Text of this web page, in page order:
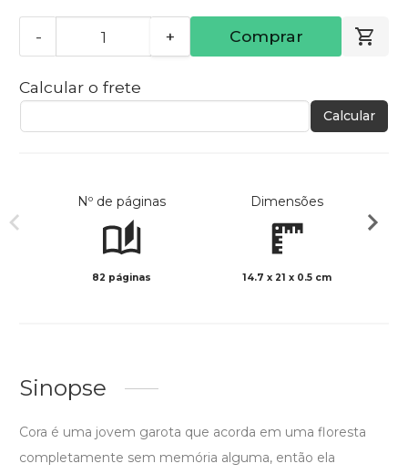
- + Comprar
Calcular o frete
Calcular
Nº de páginas
82 páginas
Dimensões
14.7 x 21 x 0.5 cm
Sinopse
Cora é uma jovem garota que acorda em uma floresta
completamente sem memória alguma, então ela